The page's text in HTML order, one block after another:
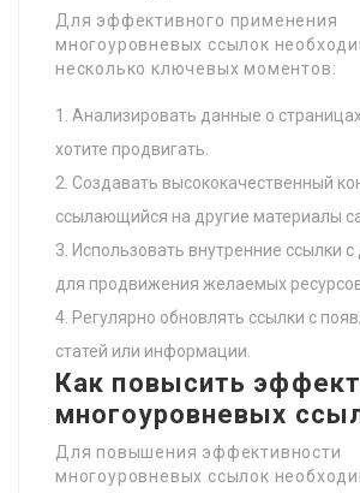
Для эффективного применения
многоуровневых ссылок
несколько ключевых моментов:
Анализировать данные о
хотите продвигать.
Создавать высококачественный
ссылающийся на другие материалы
Использовать внутренние ссылки с
для продвижения желаемых
Регулярно обновлять ссылки с
статей или информации.
Как повысить
многоуровневых
Для повышения эффективности
многоуровневых ссылок